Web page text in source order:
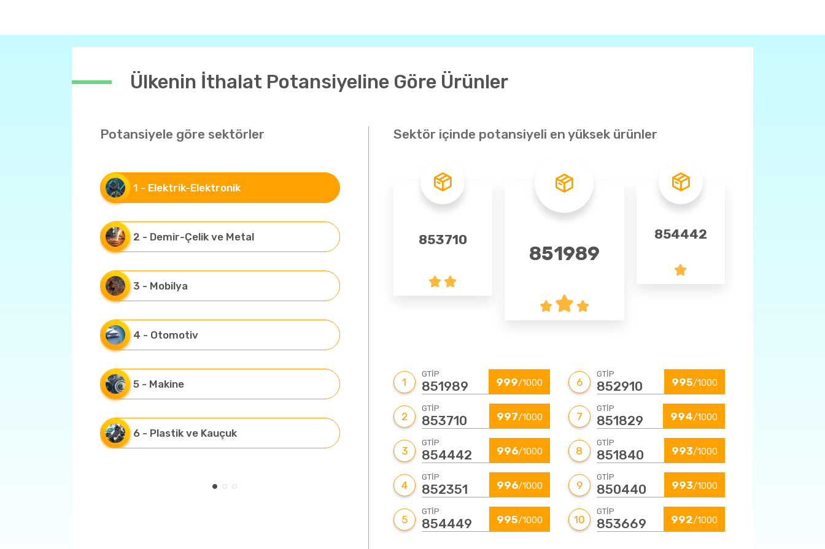
Ülkenin İthalat Potansiyeline Göre Ürünler
Potansiyele göre sektörler
1 - Elektrik-Elektronik
2 - Demir-Çelik ve Metal
3 - Mobilya
4 - Otomotiv
5 - Makine
6 - Plastik ve Kauçuk
7 - Savunma, Havacılık ve Uzay
8 - İlaç ve Kimya
9 - Deri, Ayakkabı, Saraciye
11 - Tekstil
13 - Toprak, Cam ve Seramik
14 - Tarım Ürünleri ve Gıda Sanayi
17 - Mücevherat ve Kıymetli Taşlar
Sektör içinde potansiyeli en yüksek ürünler
853710
851989
854442
1
GTİP
851989 999/1000
2
GTİP
853710 997/1000
3
GTİP
854442 996/1000
4
GTİP
852351 996/1000
5
GTİP
854449 995/1000
6
GTİP
852910 995/1000
7
GTİP
851829 994/1000
8
GTİP
851840 993/1000
9
GTİP
850440 993/1000
10
GTİP
853669 992/1000